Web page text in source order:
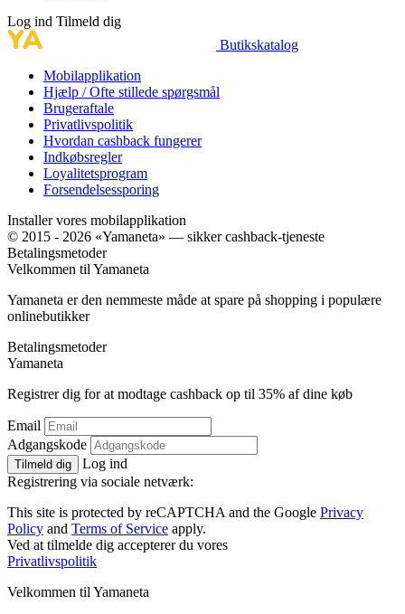
Log ind Tilmeld dig
Butikskatalog
Mobilapplikation
Hjælp / Ofte stillede spørgsmål
Brugeraftale
Privatlivspolitik
Hvordan cashback fungerer
Indkøbsregler
Loyalitetsprogram
Forsendelsessporing
Installer vores mobilapplikation
© 2015 - 2026 «Yamaneta» — sikker cashback-tjeneste
Betalingsmetoder
Velkommen til Yamaneta
Yamaneta er den nemmeste måde at spare på shopping i populære
onlinebutikker
Betalingsmetoder
Yamaneta
Registrer dig for at modtage cashback op til 35% af dine køb
Email
Adgangskode
Tilmeld dig
Log ind
Registrering via sociale netværk:
This site is protected by reCAPTCHA and the Google Privacy
Policy and Terms of Service apply.
Ved at tilmelde dig accepterer du vores
Privatlivspolitik
Velkommen til Yamaneta